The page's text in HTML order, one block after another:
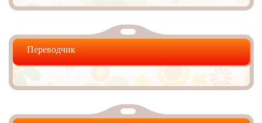
Переводчик